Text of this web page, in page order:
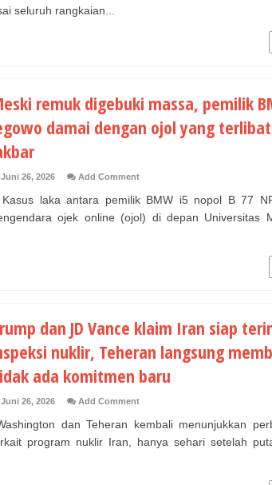
seluruh rangkaian...
remuk digebuki massa, pemilik
damai dengan ojol yang
Juni 26, 2026 Add Comment
laka antara pemilik BMW i5 nopol B 77
ojek online (ojol) di depan Universitas
dan JD Vance klaim Iran siap
nuklir, Teheran langsung
ada komitmen baru
Juni 26, 2026 Add Comment
dan Teheran kembali menunjukkan
program nuklir Iran, hanya sehari setelah